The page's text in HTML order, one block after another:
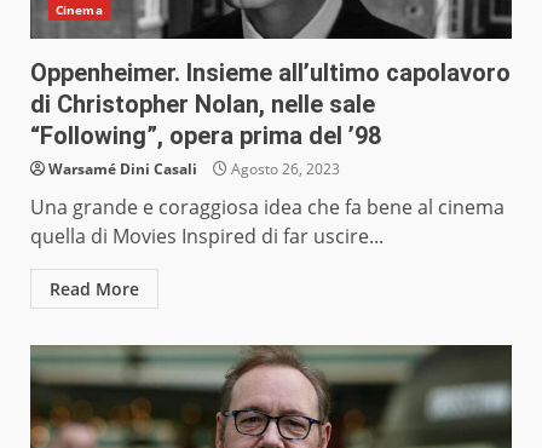
Cinema
Oppenheimer. Insieme all’ultimo capolavoro
di Christopher Nolan, nelle sale
“Following”, opera prima del ’98
Warsamé Dini Casali Agosto 26, 2023
Una grande e coraggiosa idea che fa bene al cinema
quella di Movies Inspired di far uscire...
Read More